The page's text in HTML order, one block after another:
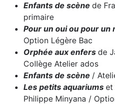
Enfants de scène de
primaire
Pour un oui ou pour un
Option Légère Bac
Orphée aux enfers de
Collège Atelier ados
Enfants de scène /
Les petits aquariums et
Philippe Minyana /